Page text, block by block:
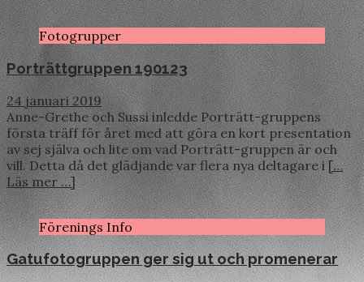
Fotogrupper
Porträttgruppen 190123
24 januari 2019
Anne-Grethe och Sussi inledde Porträtt-gruppens
första träff för året med att göra en kort presentation
av sej själva och lite om vad Porträtt-gruppen är och
vill. Detta då det glädjande var flera nya deltagare i[…
Läs mer …]
Förenings Info
Gatufotogruppen ger sig ut och promenerar